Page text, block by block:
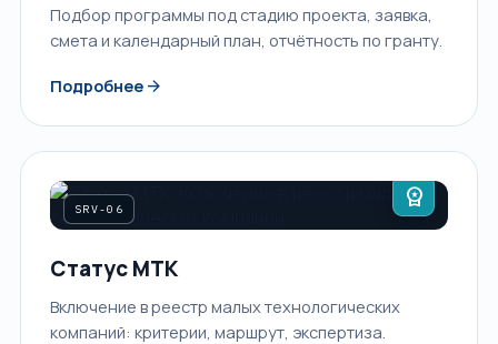
Подбор программы под стадию проекта, заявка,
смета и календарный план, отчётность по гранту.
Подробнее arrow_forward
SRV-06 workspace_premium
Статус МТК
Включение в реестр малых технологических
компаний: критерии, маршрут, экспертиза.